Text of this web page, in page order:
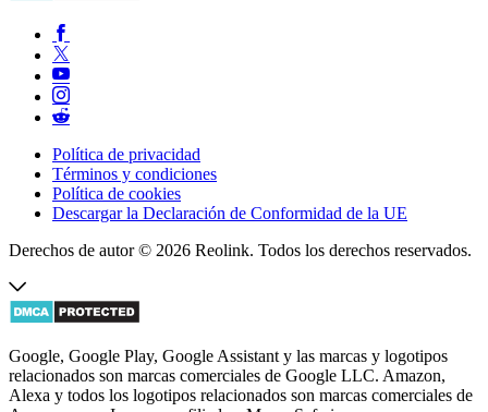
Política de privacidad
Términos y condiciones
Política de cookies
Descargar la Declaración de Conformidad de la UE
Derechos de autor © 2026 Reolink. Todos los derechos reservados.
Google, Google Play, Google Assistant y las marcas y logotipos
relacionados son marcas comerciales de Google LLC. Amazon,
Alexa y todos los logotipos relacionados son marcas comerciales de